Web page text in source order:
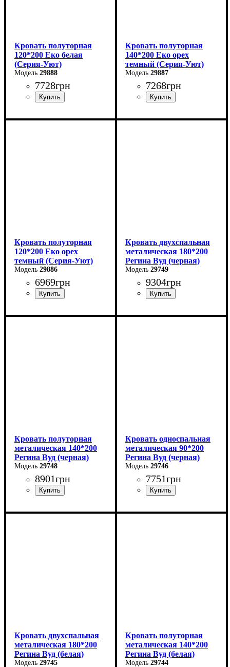
Кровать полуторная
120*200 Еко белая
(Серия-Уют)
29888
7728грн
Ширина: 124 см
Кровать полуторная
140*200 Еко орех
темный (Серия-Уют)
29887
7268грн
Ширина: 144 см
Кровать полуторная
120*200 Еко орех
темный (Серия-Уют)
29886
6969грн
Ширина: 124 см
Кровать двухспальная
металическая 180*200
Регина Вуд (черная)
29749
9304грн
Ширина: 180 см
Кровать полуторная
металическая 140*200
Регина Вуд (черная)
29748
8901грн
Ширина: 140 см
Кровать односпальная
металическая 90*200
Регина Вуд (черная)
29746
7751грн
Ширина: 90 см
Кровать двухспальная
металическая 180*200
Регина Вуд (белая)
29745
Кровать полуторная
металическая 140*200
Регина Вуд (белая)
29744